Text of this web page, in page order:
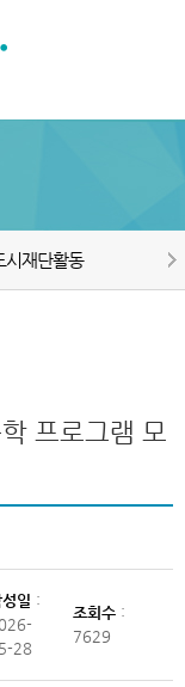
시재단활동
프로그램 모
일 :
28
조회수 :
7629